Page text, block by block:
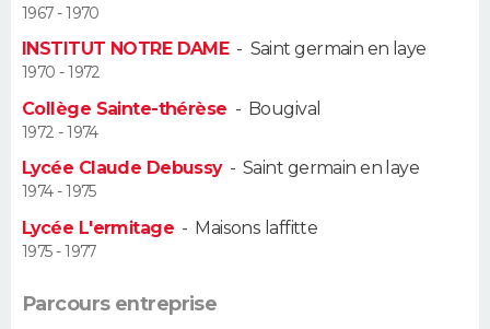
Alimentation
Guide de la santé
Maladies
Médicaments
Sommeil
VOYAGE
PHOTO
CARTE DE VOEUX
Carte de Noël
Carte Bonne année
Carte Saint-Valentin
Carte Pâques
Carte d'anniversaire
DICTIONNAIRE
1967 - 1970
INSTITUT NOTRE DAME- Saint germain en laye
1970 - 1972
Collège Sainte-thérèse - Bougival
1972 - 1974
Lycée Claude Debussy-Saint germain en laye
1974 - 1975
Lycée L'ermitage - Maisons laffitte
1975 - 1977
Parcours entreprise